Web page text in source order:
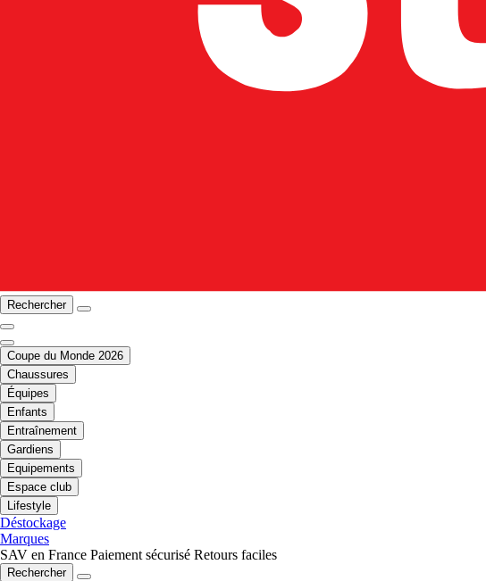
Rechercher
Coupe du Monde 2026
Chaussures
Équipes
Enfants
Entraînement
Gardiens
Equipements
Espace club
Lifestyle
Déstockage
Marques
SAV en France Paiement sécurisé Retours faciles
Rechercher